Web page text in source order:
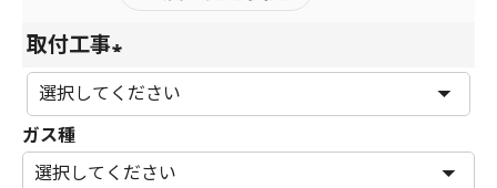
取付工事
(
須
ガス種